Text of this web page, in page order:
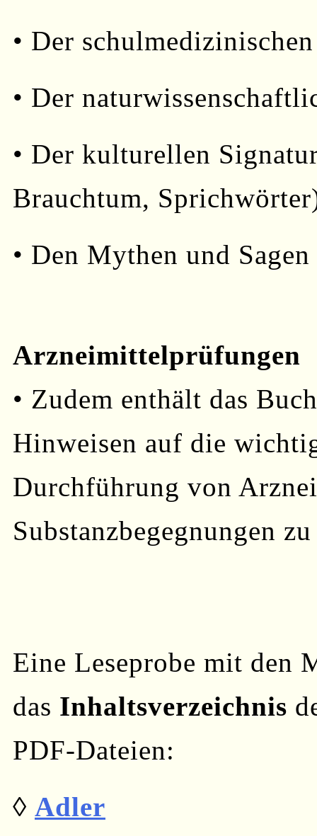
• Der
• Der
• Der kulturellen
Brauchtum,
• Den Mythen und
Arzneimittelprüfungen
• Zudem enthält das
Hinweisen auf die
Durchführung von
Substanzbegegnungen
Eine Leseprobe mit den
das Inhaltsverzeichnis
PDF-Dateien:
◊ Adler